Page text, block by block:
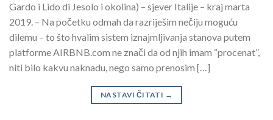
Gardo i Lido di Jesolo i okolina) – sjever Italije – kraj marta
2019. – Na početku odmah da razriješim nečiju moguću
dilemu – to što hvalim sistem iznajmljivanja stanova putem
platforme AIRBNB.com ne znači da od njih imam “procenat”,
niti bilo kakvu naknadu, nego samo prenosim […]
NASTAVI ČITATI →